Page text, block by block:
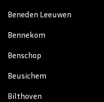
Beneden Leeuwen
Bennekom
Benschop
Beusichem
Bilthoven